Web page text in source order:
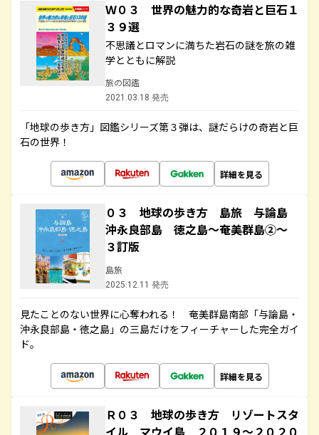
Ｗ０３ 世界の魅力的な奇岩と巨石１
３９選
不思議とロマンに満ちた岩石の謎を旅の雑
学とともに解説
旅の図鑑
2021.03.18 発売
「地球の歩き方」図鑑シリーズ第３弾は、謎だらけの奇岩と巨
石の世界！
詳細を見る
０３ 地球の歩き方 島旅 与論島
沖永良部島 徳之島～奄美群島②～
３訂版
島旅
2025.12.11 発売
見たことのない世界に心奪われる！ 奄美群島南部「与論島・
沖永良部島・徳之島」の三島だけをフィーチャーした完全ガイ
ド。
詳細を見る
Ｒ０３ 地球の歩き方 リゾートスタ
イル マウイ島 ２０１９～２０２０